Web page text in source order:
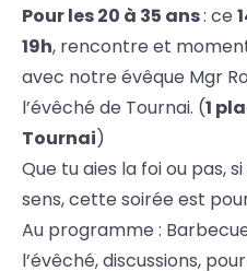
Pour les 20 à 35 ans: ce
19h, rencontre et
avec notre évêque Mgr
l’évêché de Tournai. (1
Tournai)
Que tu aies la foi ou pas,
sens, cette soirée est
Au programme :
l’évêché, discussions,